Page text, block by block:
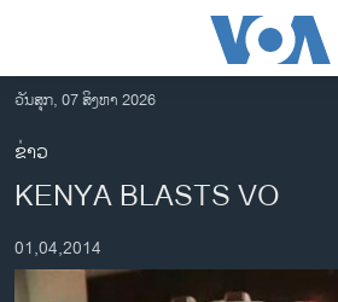
ເຂົ້າ
ຫາ
ຂ້າມ
ຂ້າມ
ໄປ
ຫາ
ອາເມຣິກາ
ການເລືອກຕັ້ງ ປະທານາທີບໍດີ ສະຫະລັດ 2024
ວັນສຸກ, 07 ສິງຫາ 2026
ຂ່າວ
KENYA BLASTS VO
01,04,2014